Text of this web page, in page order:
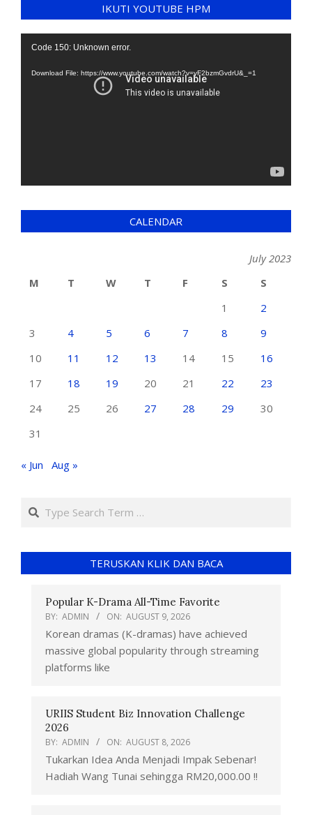
IKUTI YOUTUBE HPM
Video
Code 150: Unknown error.
Download File: https://www.youtube.com/watch?v=yF2bzmGvdrU&_=1
CALENDAR
July 2023
M
T W T F S
S
1
2
3
4 5 6 7 8
9
10
11 12 13 14 15
16
17
18 19 20 21 22
23
24
25 26 27 28 29
30
31
« Jun Aug »
TERUSKAN KLIK DAN BACA
Popular K-Drama All-Time Favorite
BY: ADMIN ON: AUGUST 9, 2026
Korean dramas (K-dramas) have achieved
massive global popularity through streaming
platforms like
URIIS Student Biz Innovation Challenge
2026
BY: ADMIN ON: AUGUST 8, 2026
Tukarkan Idea Anda Menjadi Impak Sebenar!
Hadiah Wang Tunai sehingga RM20,000.00 !!